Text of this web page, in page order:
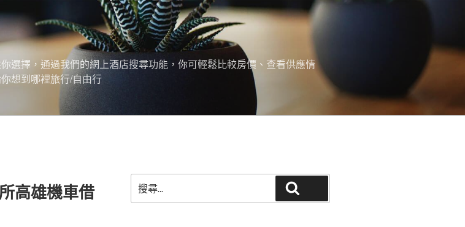
選擇，通過我們的網上酒店搜尋功能，你可輕鬆比較房價、查看供應情
想到哪裡旅行/自由行
高雄機車借
尋
關